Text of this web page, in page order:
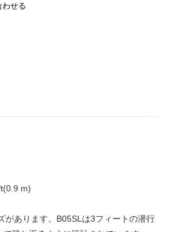
わせる
m)
があります。B05SLは3フィートの潜行